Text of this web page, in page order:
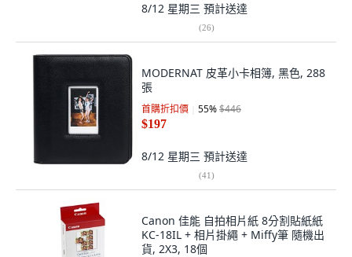
8/12 星期三 預計送達
(26)
MODERNAT 皮革小卡相簿, 黑色, 288
張
首購折扣價 55%$446
$197
8/12 星期三 預計送達
(41)
Canon 佳能 自拍相片紙 8分割貼紙紙
KC-18IL + 相片掛繩 + Miffy筆 隨機出
貨, 2X3, 18個